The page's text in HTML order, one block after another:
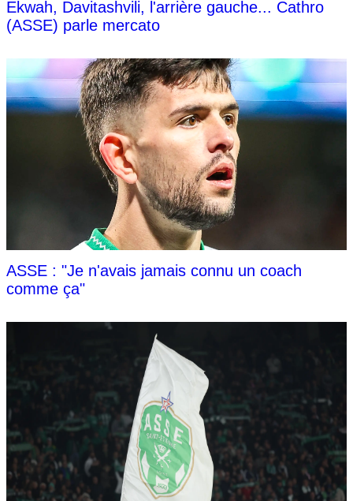
Ekwah, Davitashvili, l'arrière gauche... Cathro
(ASSE) parle mercato
ASSE : "Je n'avais jamais connu un coach
comme ça"